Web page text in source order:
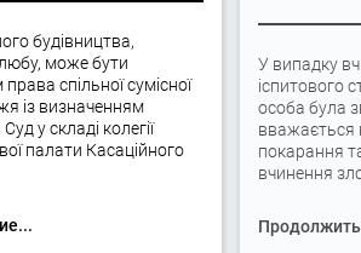
будівництва,
може бути
спільної сумісної
із визначенням
у складі колегії
палати Касаційного
У випадку
іспитового
особа була
вважається
покарання
вчинення